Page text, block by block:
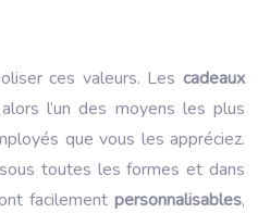
ces valeurs. Les cadeaux
l’un des moyens les plus
que vous les appréciez.
toutes les formes et dans
facilement personnalisables,